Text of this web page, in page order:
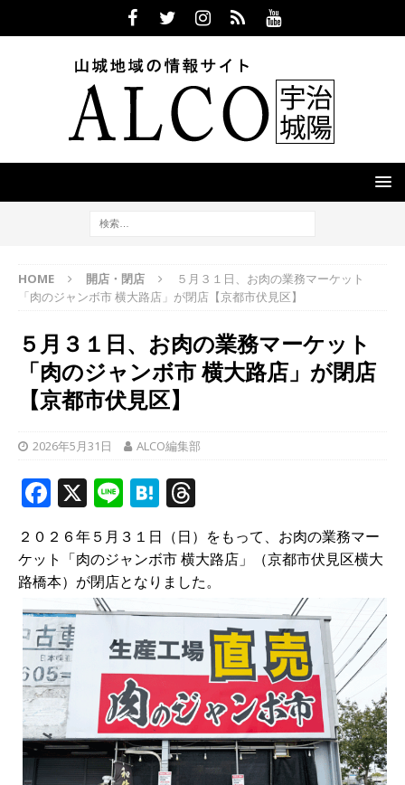
HOME 開店・閉店
５月３１日、お肉の業務マーケット
「肉のジャンボ市 横大路店」が閉店【京都市伏見区】
５月３１日、お肉の業務マーケット
「肉のジャンボ市 横大路店」が閉店
【京都市伏見区】
2026年5月31日 ALCO編集部
F
a
c
e
b
o
o
k
X Li
n
e
H
at
e
n
a
h
r
e
a
d
s
２０２６年５月３１日（日）をもって、お肉の業務マー
ケット「肉のジャンボ市 横大路店」（京都市伏見区横大
路橋本）が閉店となりました。